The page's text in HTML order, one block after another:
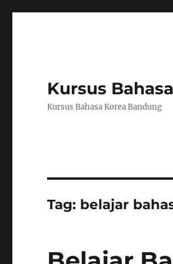
Kursus
Kursus Bahasa Korea Bandung
Tag: belajar